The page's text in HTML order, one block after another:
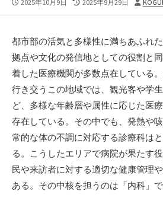
2025年10月9日
新
日
2025年9月29日
都市部の活気と多様性に満ちあふれ
拠点や文化の発信地としての役割と
着した医療機関が多数点在している。
行き交うこの地域では、観光客や学
ど、多様な年齢層や属性に応じた医
存在している。その中でも、発熱や
常的な体の不調に対応する診療科は
る。こうしたエリアで病院が果たす
民や来訪者に対する適切な健康管理
ある。その中核を担うのは「内科」で